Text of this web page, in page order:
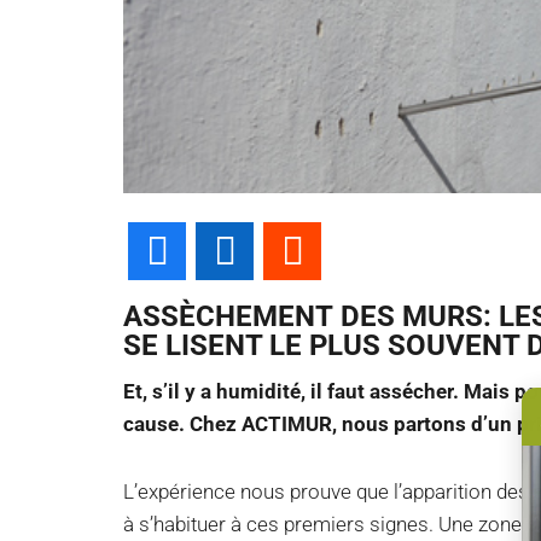
ASSÈCHEMENT DES MURS:
SE LISENT LE PLUS SOUVENT
Et, s’il y a humidité, il faut assécher. Mais
cause. Chez ACTIMUR, nous partons d’un
L’expérience nous prouve que l’apparition
à s’habituer à ces premiers signes. Une zone